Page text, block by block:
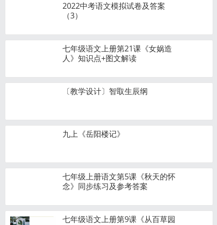
2022中考语文模拟试卷及答案
（3）
七年级语文上册第21课《女娲造
人》知识点+图文解读
〔教学设计〕智取生辰纲
九上《岳阳楼记》
七年级上册语文第5课《秋天的怀
念》同步练习及参考答案
七年级语文上册第9课《从百草园